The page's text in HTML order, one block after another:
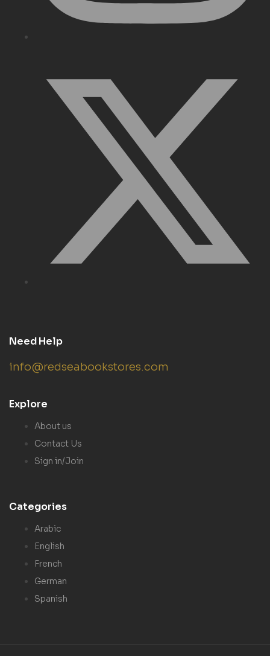
Need Help
info@redseabookstores.com
Explore
About us
Contact Us
Sign in/Join
Categories
Arabic
English
French
German
Spanish